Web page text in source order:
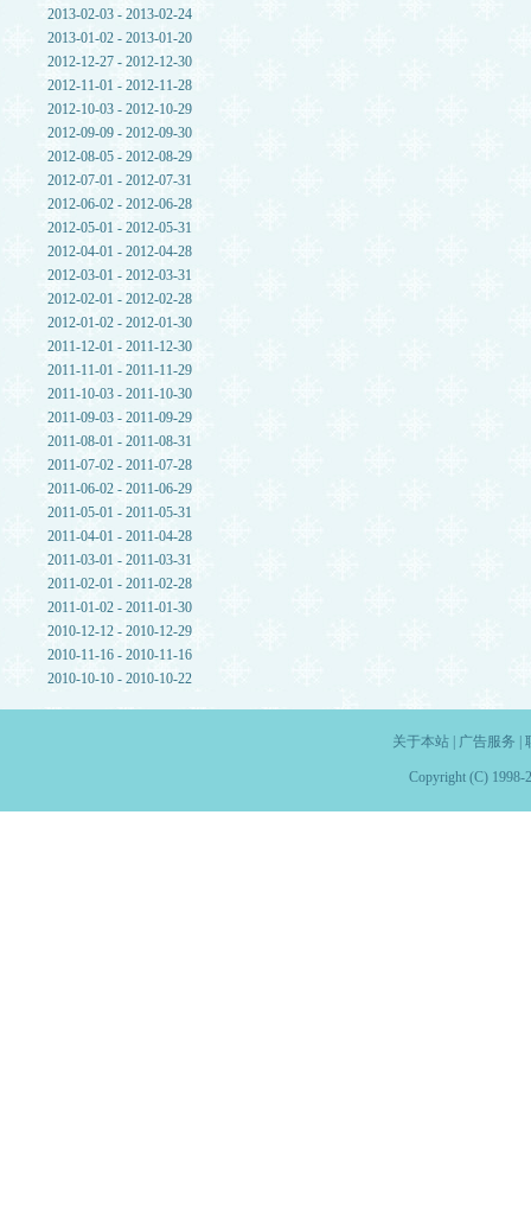
2013-02-03 - 2013-02-24
2013-01-02 - 2013-01-20
2012-12-27 - 2012-12-30
2012-11-01 - 2012-11-28
2012-10-03 - 2012-10-29
2012-09-09 - 2012-09-30
2012-08-05 - 2012-08-29
2012-07-01 - 2012-07-31
2012-06-02 - 2012-06-28
2012-05-01 - 2012-05-31
2012-04-01 - 2012-04-28
2012-03-01 - 2012-03-31
2012-02-01 - 2012-02-28
2012-01-02 - 2012-01-30
2011-12-01 - 2011-12-30
2011-11-01 - 2011-11-29
2011-10-03 - 2011-10-30
2011-09-03 - 2011-09-29
2011-08-01 - 2011-08-31
2011-07-02 - 2011-07-28
2011-06-02 - 2011-06-29
2011-05-01 - 2011-05-31
2011-04-01 - 2011-04-28
2011-03-01 - 2011-03-31
2011-02-01 - 2011-02-28
2011-01-02 - 2011-01-30
2010-12-12 - 2010-12-29
2010-11-16 - 2010-11-16
2010-10-10 - 2010-10-22
关于本站| 广告服务
Copyright (C) 1998-